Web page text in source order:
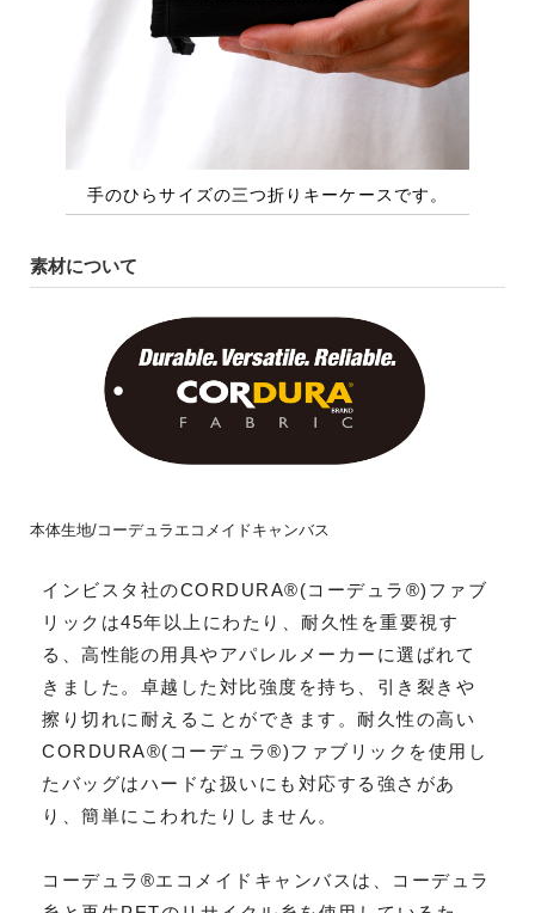
素材について
本体生地/コーデュラエコメイドキャンバス
インビスタ社のCORDURA®(コーデュラ®)ファブ
リックは45年以上にわたり、耐久性を重要視す
る、高性能の用具やアパレルメーカーに選ばれて
きました。卓越した対比強度を持ち、引き裂きや
擦り切れに耐えることができます。耐久性の高い
CORDURA®(コーデュラ®)ファブリックを使用し
たバッグはハードな扱いにも対応する強さがあ
り、簡単にこわれたりしません。
コーデュラ®エコメイドキャンバスは、コーデュラ